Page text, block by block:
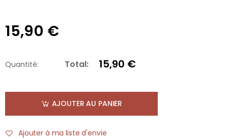
15,90 €
Quantité: Total: 15,90 €
AJOUTER AU PANIER
Ajouter à ma liste d'envie